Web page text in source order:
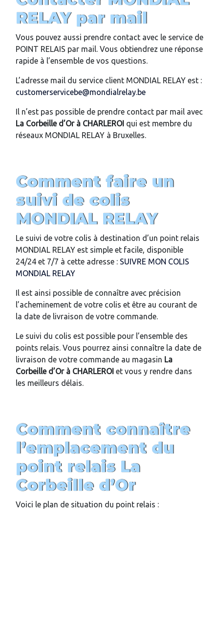
RELAY par mail
Vous pouvez aussi prendre contact avec le service de
POINT RELAIS par mail. Vous obtiendrez une réponse
rapide à l’ensemble de vos questions.
L’adresse mail du service client MONDIAL RELAY est :
customerservicebe@mondialrelay.be
Il n’est pas possible de prendre contact par mail avec
La Corbeille d’Or à CHARLEROI qui est membre du
réseaux MONDIAL RELAY à Bruxelles.
Comment faire un
suivi de colis
MONDIAL RELAY
Le suivi de votre colis à destination d’un point relais
MONDIAL RELAY est simple et facile, disponible
24/24 et 7/7 à cette adresse : SUIVRE MON COLIS
MONDIAL RELAY
Il est ainsi possible de connaître avec précision
l’acheminement de votre colis et être au courant de
la date de livraison de votre commande.
Le suivi du colis est possible pour l’ensemble des
points relais. Vous pourrez ainsi connaître la date de
livraison de votre commande au magasin La
Corbeille d’Orà CHARLEROI et vous y rendre dans
les meilleurs délais.
Comment connaître
l’emplacement du
point relais La
Corbeille d’Or
Voici le plan de situation du point relais :